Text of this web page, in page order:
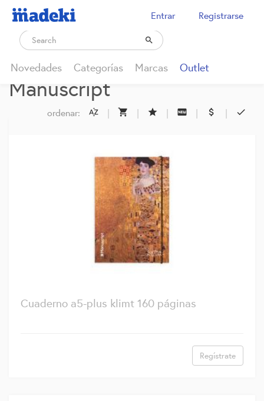
Entrar Registrarse

Novedades Categorías Marcas Outlet
Manuscript
ordenar:  |  |  |  |  | 
Cuaderno a5-plus klimt 160 páginas
Regístrate